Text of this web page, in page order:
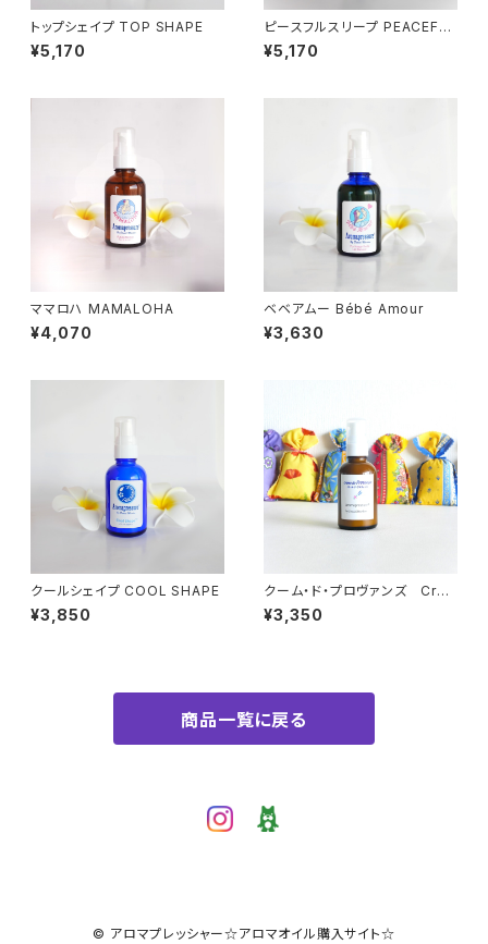
トップシェイプ TOP SHAPE
¥5,170
ピースフルスリープ PEACEFU
L SLEEP
¥5,170
ママロハ MAMALOHA
¥4,070
ベベアムー Bébé Amour
¥3,630
クールシェイプ COOL SHAPE
¥3,850
クーム・ド・プロヴァンズ Cre
me de Provence
¥3,350
商品一覧に戻る
© アロマプレッシャー☆アロマオイル購入サイト☆